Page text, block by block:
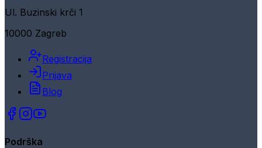
Ul. Buzinski krči 1
10000 Zagreb
Registracija
Prijava
Blog
Podrška